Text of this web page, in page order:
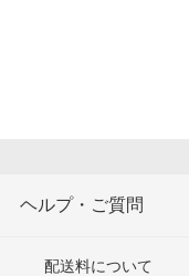
ヘルプ・ご質問
配送料について